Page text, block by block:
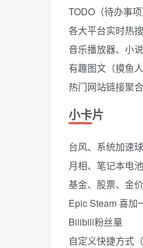
TODO（待办事
各大平台实时热搜
音乐播放器、小
有趣图文（摸鱼
热门网站链接聚合
小卡片
台风、系统加速
月相、笔记本电
基金、股票、金价
Epic Steam 喜加
Bilibili粉丝量
自定义快捷方式